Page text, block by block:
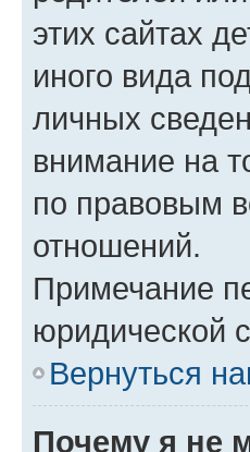
этих сайтах
иного вида
личных
внимание на
по правовым
отношений.
Примечание
юридической
Вернуться
Почему я не